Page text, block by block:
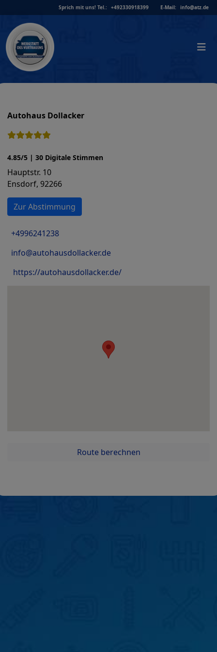
to
content
Sprich mit uns! Tel.: +492330918399 E-Mail: info@atz.de
Autohaus Dollacker
4.85/5 | 30 Digitale Stimmen
Hauptstr. 10
Ensdorf, 92266
Zur Abstimmung
+4996241238
info@autohausdollacker.de
https://autohausdollacker.de/
Route berechnen